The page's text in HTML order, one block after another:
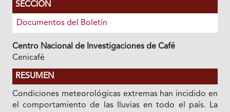
SECCIÓN
Documentos del Boletín
Centro Nacional de Investigaciones de Café
Cenicafé
RESUMEN
Condiciones meteorológicas extremas han incidido en
el comportamiento de las lluvias en todo el país. La